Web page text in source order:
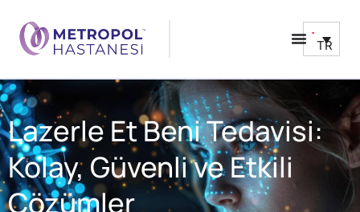
TR
Lazerle Et Beni Tedavisi:
Kolay, Güvenli ve Etkili
Çözümler